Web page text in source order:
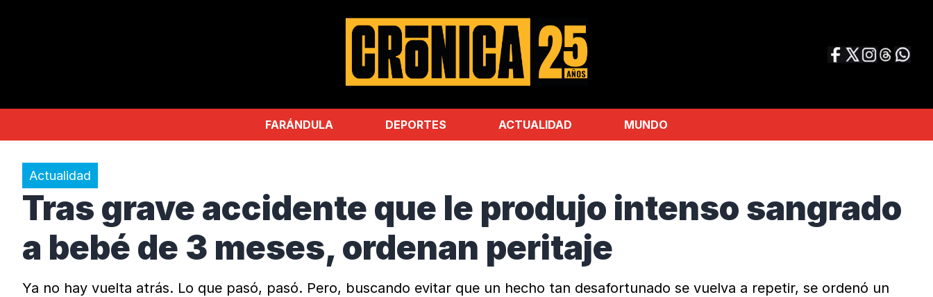
FARÁNDULA DEPORTES ACTUALIDAD MUNDO
Actualidad
Tras grave accidente que le produjo intenso sangrado
a bebé de 3 meses, ordenan peritaje
Ya no hay vuelta atrás. Lo que pasó, pasó. Pero, buscando evitar que un hecho tan desafortunado se vuelva a repetir, se ordenó un